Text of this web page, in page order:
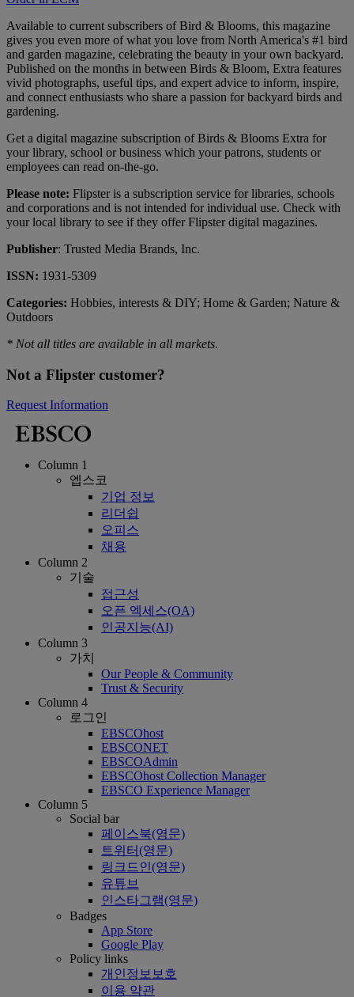
Available to current subscribers of Bird & Blooms, this magazine
gives you even more of what you love from North America's #1 bird
and garden magazine, celebrating the beauty in your own backyard.
Published on the months in between Birds & Bloom, Extra features
vivid photographs, useful tips, and expert advice to inform, inspire,
and connect enthusiasts who share a passion for backyard birds and
gardening.
Get a digital magazine subscription of Birds & Blooms Extra for
your library, school or business which your patrons, students or
employees can read on-the-go.
Please note: Flipster is a subscription service for libraries, schools
and corporations and is not intended for individual use. Check with
your local library to see if they offer Flipster digital magazines.
Publisher: Trusted Media Brands, Inc.
ISSN: 1931-5309
Categories: Hobbies, interests & DIY; Home & Garden; Nature &
Outdoors
* Not all titles are available in all markets.
Not a Flipster customer?
Request Information
Column 1
엡스코
기업 정보
리더쉽
오피스
채용
Column 2
기술
접근성
오픈 엑세스(OA)
인공지능(AI)
Column 3
가치
Our People & Community
Trust & Security
Column 4
로그인
EBSCOhost
EBSCONET
EBSCOAdmin
EBSCOhost Collection Manager
EBSCO Experience Manager
Column 5
Social bar
페이스북(영문)
트위터(영문)
링크드인(영문)
유튜브
인스타그램(영문)
Badges
App Store
Google Play
Policy links
개인정보보호
이용 약관